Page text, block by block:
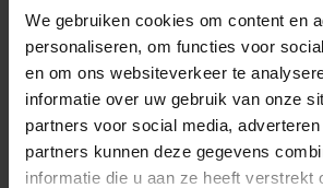
We gebruiken cookies om content en
personaliseren, om functies voor
en om ons websiteverkeer te
informatie over uw gebruik van onze
partners voor social media,
partners kunnen deze gegevens
informatie die u aan ze heeft verstrekt
Woood Batavier half ronde
bank 4-zits zand melange
WOOOD
Woood Batavier half ronde
bank 6-zits bruin melange